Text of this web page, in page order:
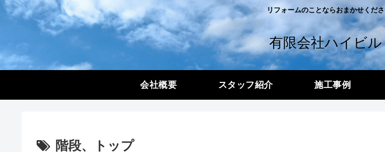
リフォームのことならおまかせくださ
有限会社ハイビル
会社概要 スタッフ紹介 施工事例
階段、トップ